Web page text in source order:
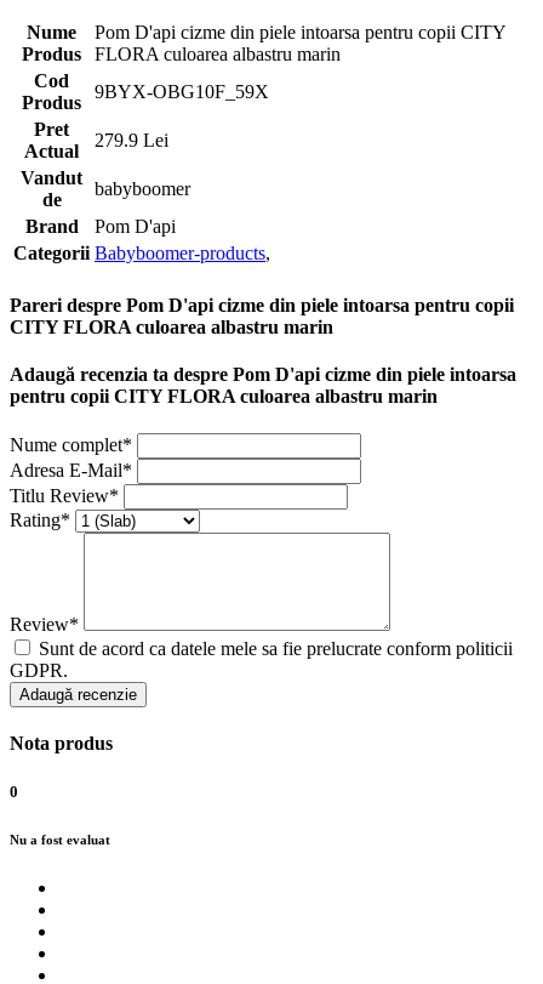
Nume
Produs
Pom D'api cizme din piele intoarsa pentru copii CITY
FLORA culoarea albastru marin
Cod
Produs
9BYX-OBG10F_59X
Pret
Actual
279.9 Lei
Vandut
de
babyboomer
Brand
Pom D'api
Categorii Babyboomer-products,
Pareri despre Pom D'api cizme din piele intoarsa pentru copii
CITY FLORA culoarea albastru marin
Adaugă recenzia ta despre Pom D'api cizme din piele intoarsa
pentru copii CITY FLORA culoarea albastru marin
Nume complet*
Adresa E-Mail*
Titlu Review*
Rating*
Review*
Sunt de acord ca datele mele sa fie prelucrate conform politicii
GDPR.
Adaugă recenzie
Nota produs
0
Nu a fost evaluat